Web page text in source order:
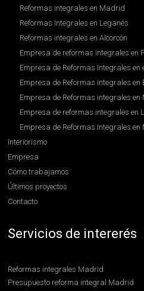
Reformas integrales en Madrid
Reformas Integrales en Leganés
Reformas integrales en Alcorcón
Empresa de reformas integrales en
Empresa de Reformas Integrales
Empresa de Reformas integrales en
Empresa de Reformas integrales
Empresa de reformas integrales en
Empresa de Reformas Integrales en
Interiorismo
Empresa
Cómo trabajamos
Últimos proyectos
Contacto
Servicios de intererés
Reformas integrales Madrid
Presupuesto reforma integral Madrid